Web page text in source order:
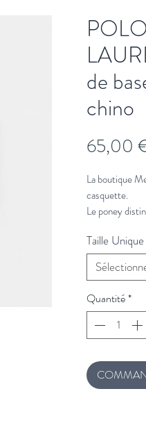
de
chino
65,00
La boutique
casquette.
Le poney
un look
Better
logo et une
100% Coton
Taille Unique
Quantité*